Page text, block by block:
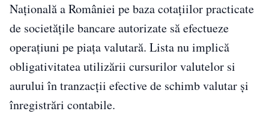
Naţională a României pe baza cotaţiilor practicate
de societăţile bancare autorizate să efectueze
operaţiuni pe piaţa valutară. Lista nu implică
obligativitatea utilizării cursurilor valutelor si
aurului în tranzacţii efective de schimb valutar şi
înregistrări contabile.